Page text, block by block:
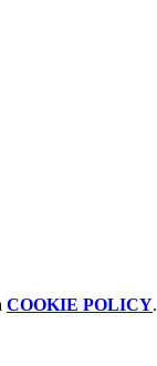
COOKIE POLICY.